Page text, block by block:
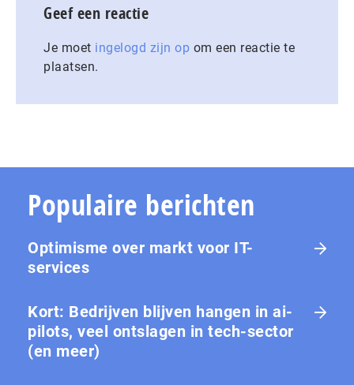
Geef een reactie
Je moet ingelogd zijn op om een reactie te
plaatsen.
Populaire berichten
Optimisme over markt voor IT-
services
Kort: Bedrijven blijven hangen in ai-
pilots, veel ontslagen in tech-sector
(en meer)